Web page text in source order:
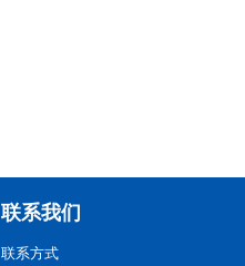
联系我们
联系方式